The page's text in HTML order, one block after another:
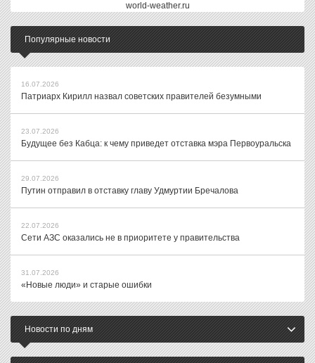
world-weather.ru
Популярные новости
16.07.2026
Патриарх Кирилл назвал советских правителей безумными
23.07.2026
Будущее без Кабца: к чему приведет отставка мэра Первоуральска
29.07.2026
Путин отправил в отставку главу Удмуртии Бречалова
22.07.2026
Сети АЗС оказались не в приоритете у правительства
31.07.2026
«Новые люди» и старые ошибки
Новости по дням